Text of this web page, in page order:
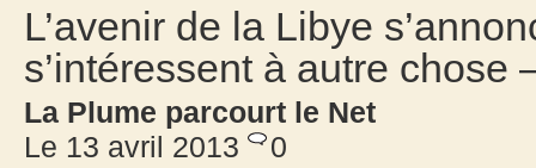
L’avenir de la Libye
s’intéressent à autre chose
La Plume parcourt le Net
Le 13 avril 2013
0